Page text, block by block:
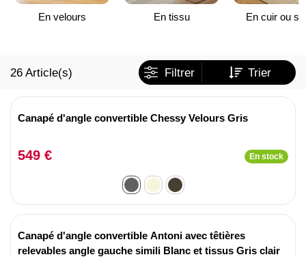
En velours En tissu En cuir ou
26 Article(s) Filtrer Trier
Canapé d'angle convertible Chessy Velours Gris
549 € En stock
Canapé d'angle convertible Antoni avec têtières
relevables angle gauche simili Blanc et tissus Gris clair